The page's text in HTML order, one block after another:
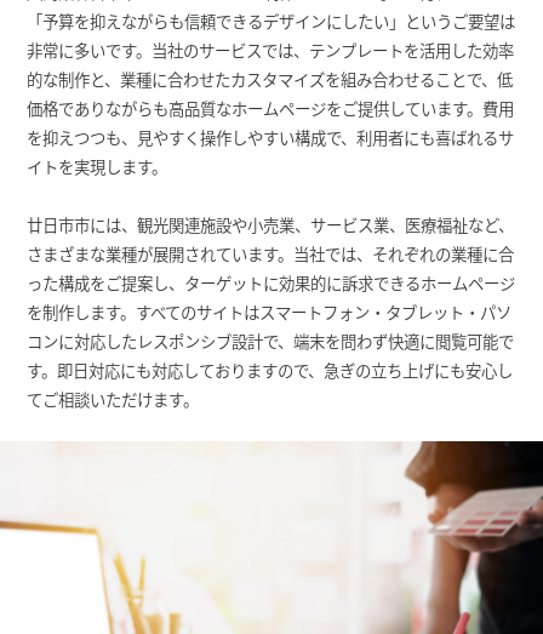
「予算を抑えながらも信頼できるデザインにしたい」というご要望は
非常に多いです。当社のサービスでは、テンプレートを活用した効率
的な制作と、業種に合わせたカスタマイズを組み合わせることで、低
価格でありながらも高品質なホームページをご提供しています。費用
を抑えつつも、見やすく操作しやすい構成で、利用者にも喜ばれるサ
イトを実現します。
廿日市市には、観光関連施設や小売業、サービス業、医療福祉など、
さまざまな業種が展開されています。当社では、それぞれの業種に合
った構成をご提案し、ターゲットに効果的に訴求できるホームページ
を制作します。すべてのサイトはスマートフォン・タブレット・パソ
コンに対応したレスポンシブ設計で、端末を問わず快適に閲覧可能で
す。即日対応にも対応しておりますので、急ぎの立ち上げにも安心し
てご相談いただけます。